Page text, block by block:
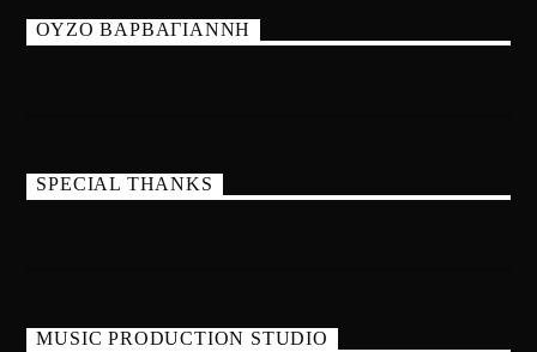
ΟΥΖΟ ΒΑΡΒΑΓΙΑΝΝΗ
SPECIAL THANKS
MUSIC PRODUCTION STUDIO